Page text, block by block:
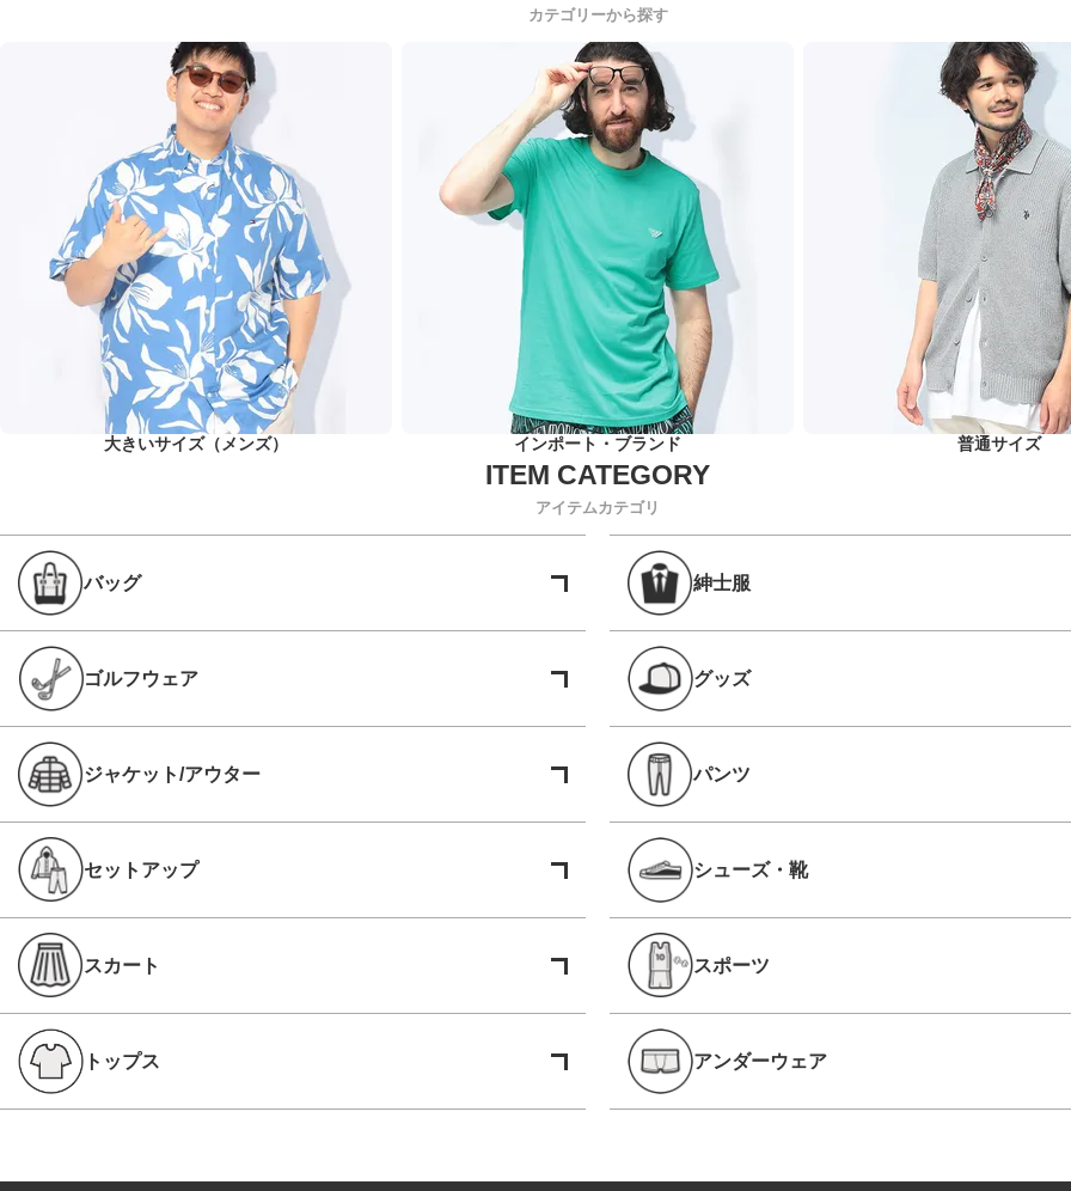
カテゴリーから探す
大きいサイズ（メンズ） インポート・ブランド 普通サイズ
アイテムカテゴリ
バッグ 紳士服
ゴルフウェア グッズ
ジャケット/アウター パンツ
セットアップ シューズ・靴
スカート スポーツ
トップス アンダーウェア